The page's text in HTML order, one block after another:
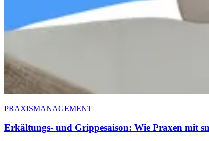
PRAXISMANAGEMENT
Erkältungs- und Grippesaison: Wie Praxen mit